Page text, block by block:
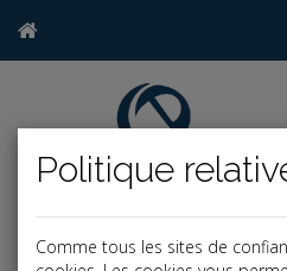
Comme tous les sites de